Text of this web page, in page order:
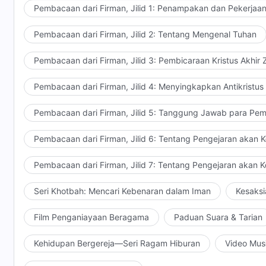
apa atau mungkin ketika Iblis belum melakukan apa-
saat itulah Iblis berada di sekitarmu, mengepungmu.
kemudian Iblis secara paksa merasukimu,
mengendalikanmu dan mencelakaimu. Ini niat dan
Tuhan bagi umat manusia. Bagaimana perasaanmu
hati kami.) Apakah engkau merasa muak? (Ya.)
mengira Iblis tidak tahu malu? (Ya.) Ketika engkau
kemudian merasa muak dengan orang-orang di
memiliki ambisi liar demi status dan kepentingan?
menguasai dan merasuki manusia? Apakah engkau
mendengar dua ungkapan "perasukan paksa" dan
engkau merasa muak, bukan? Apakah engkau
sepengetahuanmu, Iblis menguasaimu, merasukimu,
hatimu? Benci? (Ya.) Muak? (Ya.) Ketika engkau
perasaanmu kepada Tuhan? (Bersyukur.) Bersyukur
menguasai engkau semua? (Ya.) Dalam konteks
secara paksa dirasuki dan dikuasai oleh Iblis? (Ya.)
Pembacaan dari Firman, Jilid 1: Penampakan dan
Pembacaan dari Firman, Jilid 2: Tentang Mengenal Tuhan
Pembacaan dari Firman, Jilid 3: Pembicaraan Kristus Akhir
Pembacaan dari Firman, Jilid 4: Menyingkapkan Antikristus
Pembacaan dari Firman, Jilid 5: Tanggung Jawab para
Pembacaan dari Firman, Jilid 6: Tentang Pengejaran akan
Pembacaan dari Firman, Jilid 7: Tentang Pengejaran akan
Seri Khotbah: Mencari Kebenaran dalam Iman
Film Penganiayaan Beragama Paduan Suara & Tarian
Kehidupan Bergereja—Seri Ragam Hiburan Video